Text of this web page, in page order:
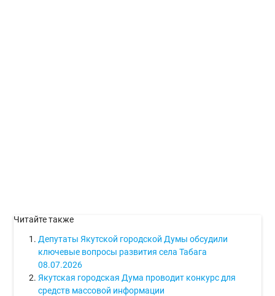
Читайте также
Депутаты Якутской городской Думы обсудили
ключевые вопросы развития села Табага
08.07.2026
Якутская городская Дума проводит конкурс для
средств массовой информации